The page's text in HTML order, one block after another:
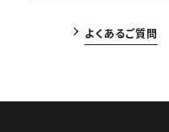
よくあるご質問